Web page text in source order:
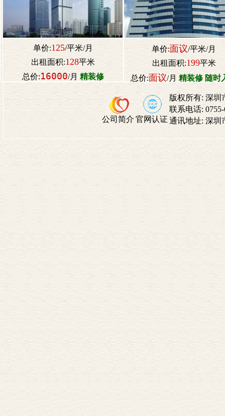
单价:125/平米/月
出租面积:128平米
总价:16000/月 精装修
单价:面议/平米/月
出租面积:199平米
总价:面议/月 精装修 随时
公司简介 官网认证
版权所有: 深圳
联系电话:
通讯地址: 深圳